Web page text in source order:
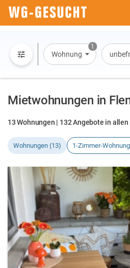
1
Wohnung
Mietwohnungen in
13 Wohnungen | 132 Angebote in
Wohnungen (13) 1-Zimmer-